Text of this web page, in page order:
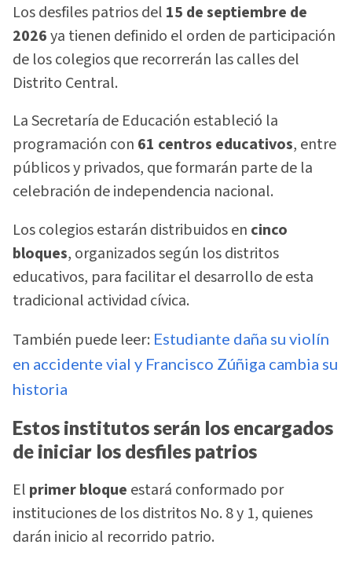
Los desfiles patrios del 15 de septiembre de
2026ya tienen definido el orden de participación
de los colegios que recorrerán las calles del
Distrito Central.
La Secretaría de Educación estableció la
programación con 61 centros educativos, entre
públicos y privados, que formarán parte de la
celebración de independencia nacional.
Los colegios estarán distribuidos en cinco
bloques, organizados según los distritos
educativos, para facilitar el desarrollo de esta
tradicional actividad cívica.
También puede leer: Estudiante daña su violín
en accidente vial y Francisco Zúñiga cambia su
historia
Estos institutos serán los encargados
de iniciar los desfiles patrios
El primer bloque estará conformado por
instituciones de los distritos No. 8 y 1, quienes
darán inicio al recorrido patrio.